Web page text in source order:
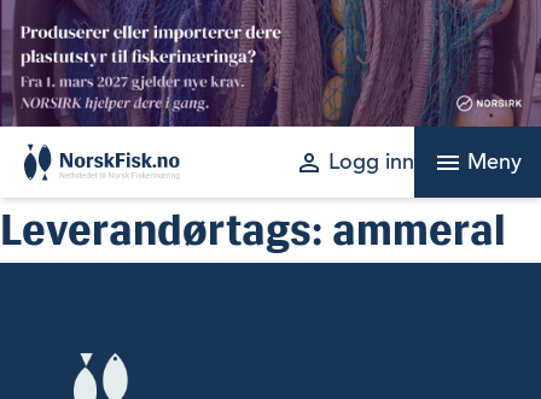
Skip
content
perm_identity Logg inn menu Meny
Leverandørtags: ammeral